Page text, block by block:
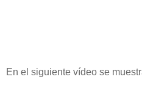
En el siguiente vídeo se